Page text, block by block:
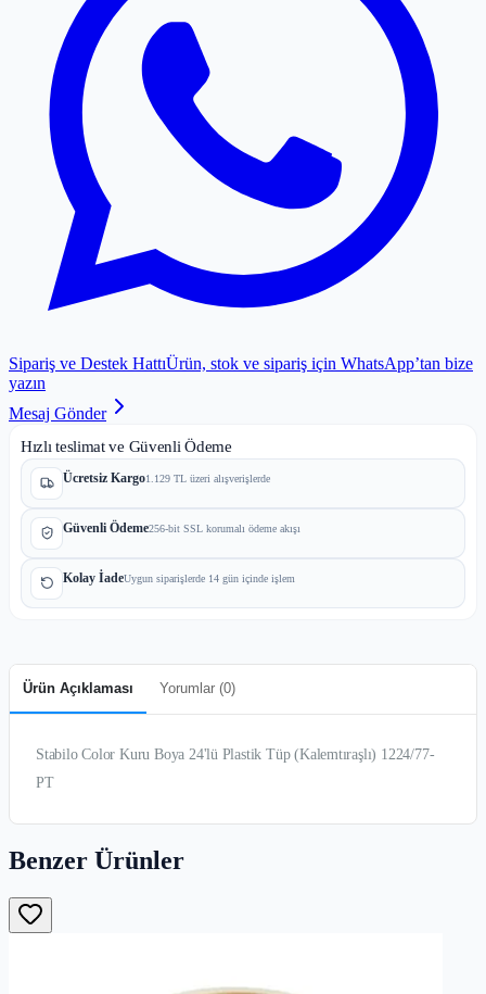
Sipariş ve Destek HattıÜrün, stok ve sipariş için WhatsApp’tan bize
yazın
Mesaj Gönder
Hızlı teslimat ve Güvenli Ödeme
Ücretsiz Kargo1.129 TL üzeri alışverişlerde
Güvenli Ödeme256-bit SSL korumalı ödeme akışı
Kolay İadeUygun siparişlerde 14 gün içinde işlem
Ürün Açıklaması Yorumlar (0)
Stabilo Color Kuru Boya 24'lü Plastik Tüp (Kalemtıraşlı) 1224/77-
PT
Benzer Ürünler